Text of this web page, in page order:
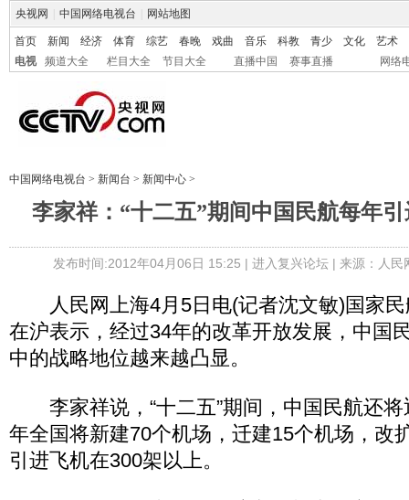
央视网 中国网络电视台 网站地图
首页 新闻 经济 体育 综艺 春晚 戏曲 音乐 科教 青少 文化
艺术
电视
频道大全 栏目大全 节目大全 直播中国 赛事直播 网络
中国网络电视台 > 新闻台 > 新闻中心 >
李家祥：“十二五”期间中国民航每年
发布时间:2012年04月06日 15:25 | 进入复兴论坛 | 来源：人
人民网上海4月5日电(记者沈文敏)国家民
在沪表示，经过34年的改革开放发展，中国
中的战略地位越来越凸显。
李家祥说，“十二五”期间，中国民航还将
年全国将新建70个机场，迁建15个机场，改
引进飞机在300架以上。